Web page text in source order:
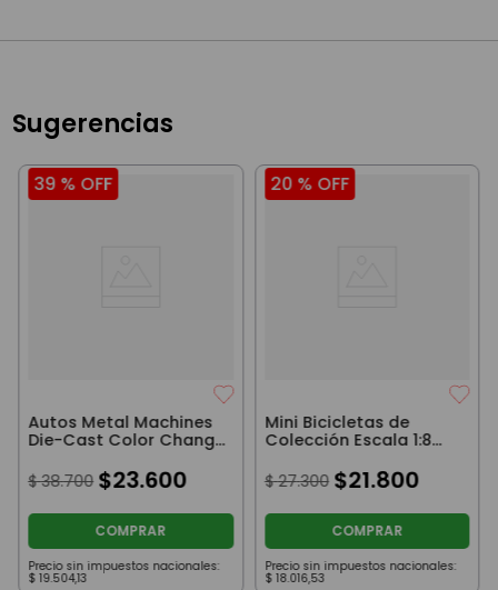
Sugerencias
39 % OFF
Autos Metal Machines
Die-Cast Color Change
$ 38.700 $23.600
COMPRAR
Precio sin impuestos nacionales:
$ 19.504,13
20 % OFF
Mini Bicicletas de
Colección Escala 1:8
$ 27.300 $21.800
COMPRAR
Precio sin impuestos nacionales:
$ 18.016,53